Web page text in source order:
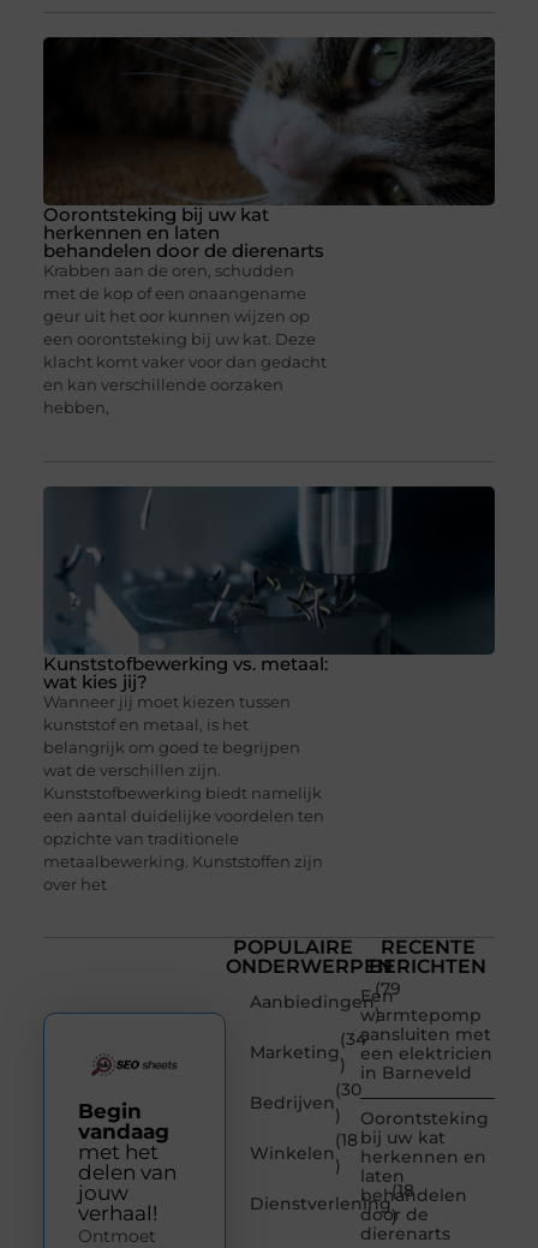
Oorontsteking bij uw kat
herkennen en laten
behandelen door de dierenarts
Krabben aan de oren, schudden
met de kop of een onaangename
geur uit het oor kunnen wijzen op
een oorontsteking bij uw kat. Deze
klacht komt vaker voor dan gedacht
en kan verschillende oorzaken
hebben,
Kunststofbewerking vs. metaal:
wat kies jij?
Wanneer jij moet kiezen tussen
kunststof en metaal, is het
belangrijk om goed te begrijpen
wat de verschillen zijn.
Kunststofbewerking biedt namelijk
een aantal duidelijke voordelen ten
opzichte van traditionele
metaalbewerking. Kunststoffen zijn
over het
POPULAIRE
ONDERWERPEN
Aanbiedingen
(79
)
Marketing
(34
)
Bedrijven
(30
)
Winkelen
(18
)
Dienstverlening
(18
)
RECENTE
BERICHTEN
Een
warmtepomp
aansluiten met
een elektricien
in Barneveld
Oorontsteking
bij uw kat
herkennen en
laten
behandelen
door de
dierenarts
Begin
vandaag
met het
delen van
jouw
verhaal!
Ontmoet